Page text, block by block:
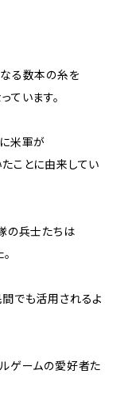
る数本の糸を
ています。
米軍が
ことに由来してい
の兵士たちは
でも活用されるよ
ゲームの愛好者た